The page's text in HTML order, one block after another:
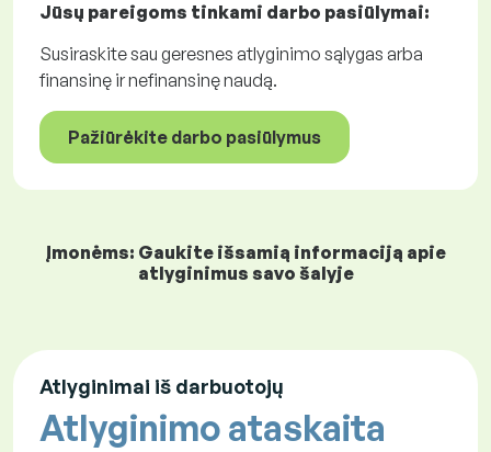
Jūsų pareigoms tinkami darbo pasiūlymai:
Susiraskite sau geresnes atlyginimo sąlygas arba
finansinę ir nefinansinę naudą.
Pažiūrėkite darbo pasiūlymus
Įmonėms: Gaukite išsamią informaciją apie
atlyginimus savo šalyje
Atlyginimai iš darbuotojų
Atlyginimo ataskaita